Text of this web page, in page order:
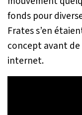
fonds pour
Frates s’en
concept avant
internet.